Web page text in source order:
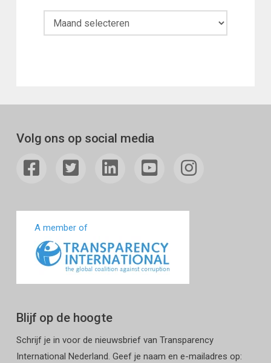
Maandoverzicht
Volg ons op social media
A member of
Blijf op de hoogte
Schrijf je in voor de nieuwsbrief van Transparency
International Nederland. Geef je naam en e-mailadres op: